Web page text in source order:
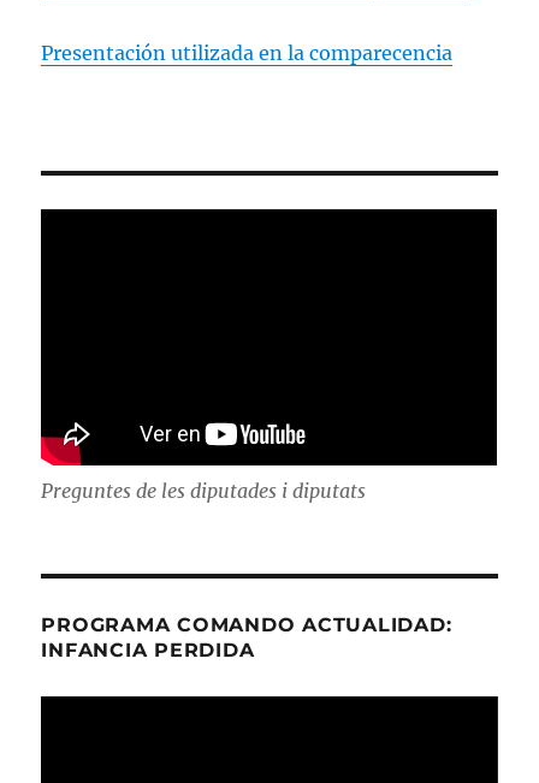
Presentación utilizada en la comparecencia
Preguntes de les diputades i diputats
PROGRAMA COMANDO ACTUALIDAD:
INFANCIA PERDIDA